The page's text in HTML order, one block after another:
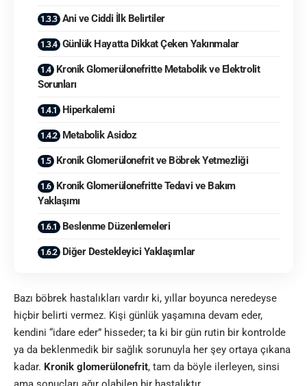
Ani ve Ciddi İlk Belirtiler
Günlük Hayatta Dikkat Çeken Yakınmalar
Kronik Glomerülonefritte Metabolik ve Elektrolit
Sorunları
Hiperkalemi
Metabolik Asidoz
Kronik Glomerülonefrit ve Böbrek Yetmezliği
Kronik Glomerülonefritte Tedavi ve Bakım
Yaklaşımı
Beslenme Düzenlemeleri
Diğer Destekleyici Yaklaşımlar
Bazı böbrek hastalıkları vardır ki, yıllar boyunca neredeyse
hiçbir belirti vermez. Kişi günlük yaşamına devam eder,
kendini “idare eder” hisseder; ta ki bir gün rutin bir kontrolde
ya da beklenmedik bir sağlık sorunuyla her şey ortaya çıkana
kadar. Kronik glomerülonefrit, tam da böyle ilerleyen, sinsi